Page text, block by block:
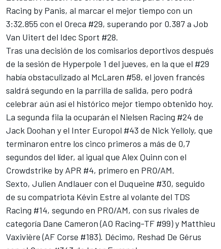
Racing by Panis, al marcar el mejor tiempo con un
3:32.855 con el Oreca #29, superando por 0.387 a Job
Van Uitert del Idec Sport #28.
Tras una decisión de los comisarios deportivos después
de la sesión de Hyperpole 1 del jueves, en la que el #29
había obstaculizado al McLaren #58, el joven francés
saldrá segundo en la parrilla de salida, pero podrá
celebrar aún así el histórico mejor tiempo obtenido hoy.
La segunda fila la ocuparán el Nielsen Racing #24 de
Jack Doohan y el Inter Europol #43 de Nick Yelloly, que
terminaron entre los cinco primeros a más de 0,7
segundos del líder, al igual que Alex Quinn con el
Crowdstrike by APR #4, primero en PRO/AM.
Sexto, Julien Andlauercon el Duqueine #30, seguido
de su compatriota Kévin Estre al volante del TDS
Racing #14, segundo en PRO/AM, con sus rivales de
categoría Dane Cameron(AO Racing-TF #99) y Matthieu
Vaxivière(AF Corse #183). Décimo, Reshad De Gérus